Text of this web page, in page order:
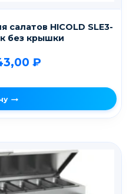
HICOLD SLE3-
без крышки
₽